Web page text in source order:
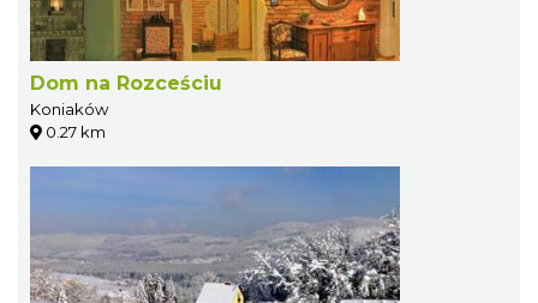
Dom na Rozceściu
Koniaków
0.27 km